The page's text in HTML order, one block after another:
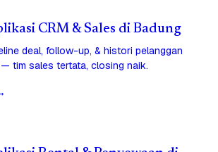
CRM & Sales di Badung
deal, follow-up, & histori pelanggan
— tim sales tertata, closing naik.